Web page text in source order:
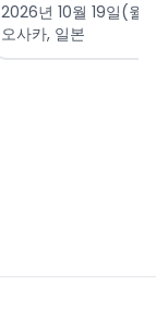
2026년 10월 19일(월
오사카, 일본